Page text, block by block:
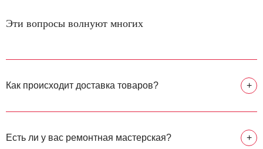
Эти вопросы волнуют многих
Как происходит доставка товаров? +
Есть ли у вас ремонтная мастерская? +